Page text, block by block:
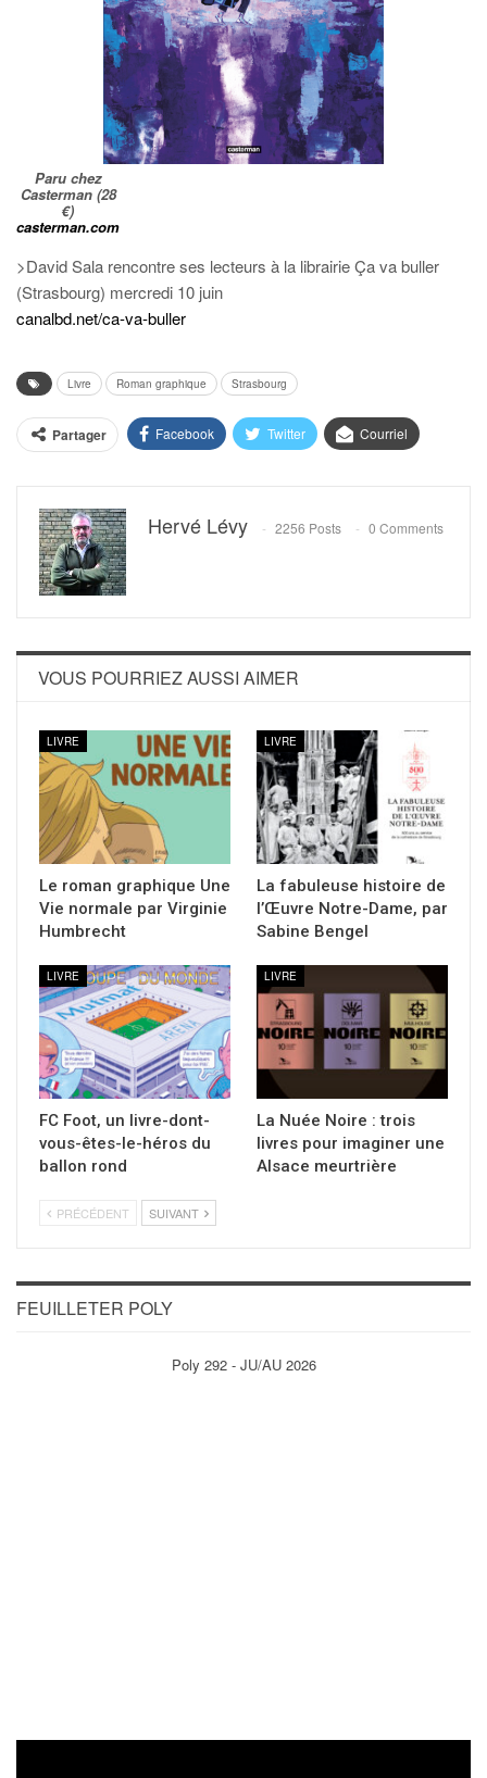
Paru chez
Casterman (28
€)
casterman.com
>David Sala rencontre ses lecteurs à la librairie Ça va buller
(Strasbourg) mercredi 10 juin
canalbd.net/ca-va-buller
Livre Roman graphique Strasbourg
Partager Facebook Twitter Courriel
Hervé Lévy 2256 Posts 0 Comments
VOUS POURRIEZ AUSSI AIMER
LIVRE
Le roman graphique Une
Vie normale par Virginie
Humbrecht
LIVRE
La fabuleuse histoire de
l’Œuvre Notre-Dame, par
Sabine Bengel
LIVRE
FC Foot, un livre-dont-
vous-êtes-le-héros du
ballon rond
LIVRE
La Nuée Noire : trois
livres pour imaginer une
Alsace meurtrière
PRÉCÉDENT SUIVANT
FEUILLETER POLY
Poly 292 - JU/AU 2026